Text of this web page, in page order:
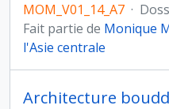
MOM_V01_14_A7 ·
Fait partie de Monique
l'Asie centrale
Architecture